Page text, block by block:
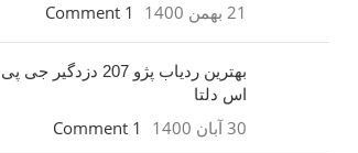
21 بهمن 1400 1 Comment
بهترین ردیاب پژو 207 دزدگیر جی پی
اس دلتا
30 آبان 1400 1 Comment